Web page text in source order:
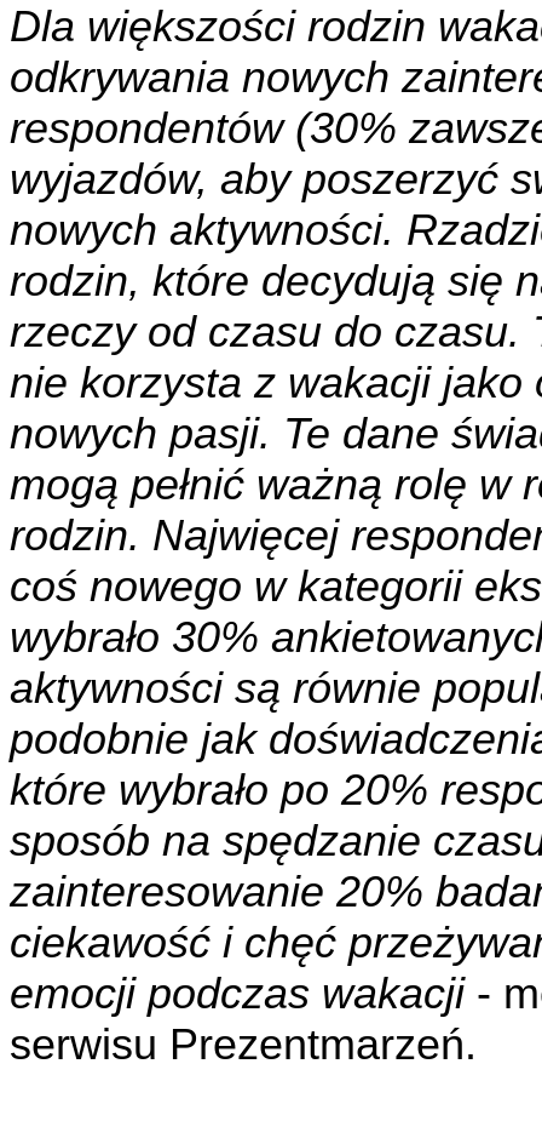
Dla większości rodzin
odkrywania nowych
respondentów (30%
wyjazdów, aby poszerzyć
nowych aktywności.
rodzin, które decydują się
rzeczy od czasu do czasu.
nie korzysta z wakacji
nowych pasji. Te dane
mogą pełnić ważną rolę w
rodzin. Najwięcej
coś nowego w kategorii
wybrało 30%
aktywności są równie
podobnie jak
które wybrało po 20%
sposób na spędzanie
zainteresowanie 20%
ciekawość i chęć
emocji podczas wakacji-
serwisu Prezentmarzeń.